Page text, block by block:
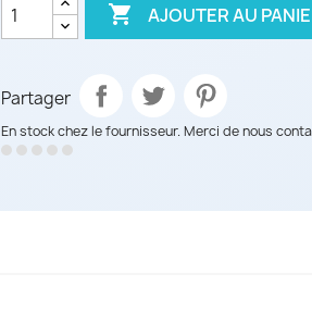
 AJOUTER AU
Partager
En stock chez le fournisseur. Merci de nous